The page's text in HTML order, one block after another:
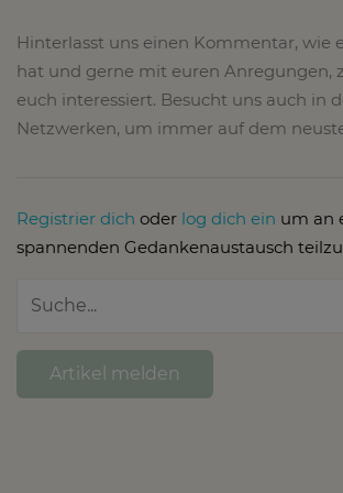
Hinterlasst uns einen Kommentar, wie
hat und gerne mit euren Anregungen,
euch interessiert. Besucht uns auch in
Netzwerken, um immer auf dem
Registrier dich oder log dich ein um an
spannenden Gedankenaustausch
Artikel melden